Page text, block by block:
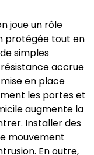
joue un rôle
protégée tout en
simples
accrue
en place
les portes et
augmente la
Installer des
mouvement
En outre,